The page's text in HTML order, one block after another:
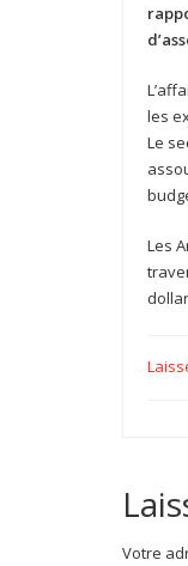
les
Le
Les
Votre